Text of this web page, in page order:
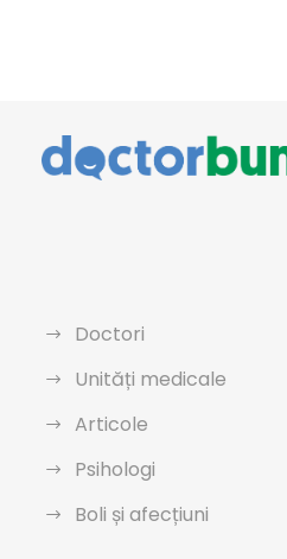
Doctori
Unități medicale
Articole
Psihologi
Boli și afecțiuni